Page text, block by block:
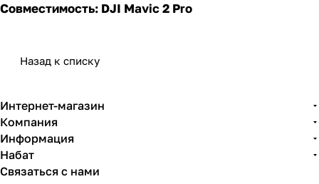
Совместимость: DJI Mavic 2 Pro
Назад к списку
Интернет-магазин
Компания
Информация
Набат
Связаться с нами